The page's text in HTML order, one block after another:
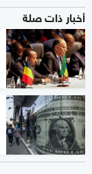
أخبار ذات صلة